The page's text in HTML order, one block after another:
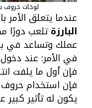
لوحات حروف
عندما يتعلق الأمر
البارزةتلعب دورًا
عملك وتساعد في
في الأمر: عند
فإن أول ما يلفت
فإن استخدام حروف
يكون له تأثير كبير